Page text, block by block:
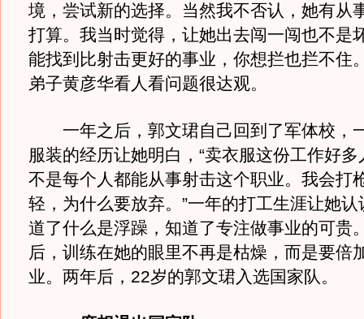
境，尝试新的选择。当然我不否认，她有从
打算。我当时觉得，让她出去闯一闯也不是
能找到比射击更好的事业，你想拦也拦不住
弟子黄彦华看人看问题很达观。
一年之后，郭文珺自己回到了军体校，
服装的经历让她明白，“卖衣服这份工作好
不是每个人都能从事射击这个职业。我会打
轻，为什么要放弃。”一年的打工生涯让她
道了什么是浮躁，知道了专注做事业的可贵
后，训练在她的眼里不再是枯燥，而是要倍
业。两年后，22岁的郭文珺入选国家队。